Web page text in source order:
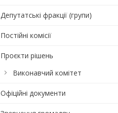
Депутатські фракції (групи)
Постійні комісії
Проєкти рішень
Виконавчий комітет
Офіційні документи